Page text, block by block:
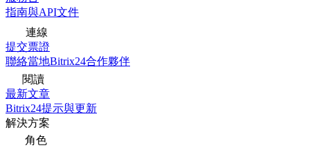
指南與API文件
連線
提交票證
聯絡當地Bitrix24合作夥伴
閱讀
最新文章
Bitrix24提示與更新
解決方案
角色